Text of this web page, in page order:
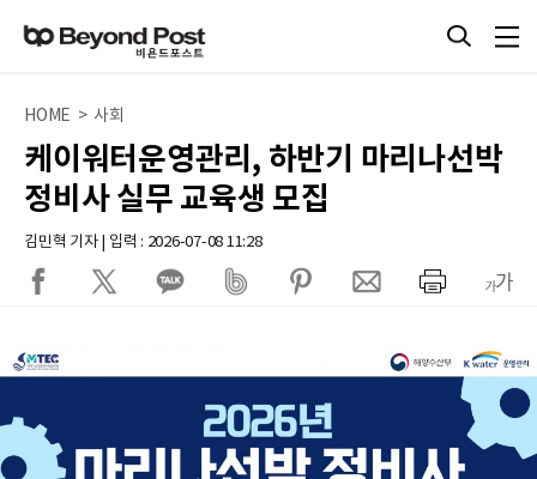
HOME > 사회
케이워터운영관리, 하반기 마리나선박
정비사 실무 교육생 모집
김민혁 기자 | 입력 : 2026-07-08 11:28